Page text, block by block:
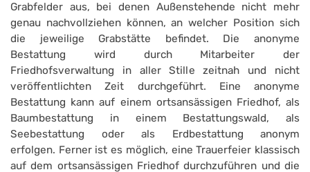
Grabfelder aus, bei denen Außenstehende nicht mehr
genau nachvollziehen können, an welcher Position sich
die jeweilige Grabstätte befindet. Die anonyme
Bestattung wird durch Mitarbeiter der
Friedhofsverwaltung in aller Stille zeitnah und nicht
veröffentlichten Zeit durchgeführt. Eine anonyme
Bestattung kann auf einem ortsansässigen Friedhof, als
Baumbestattung in einem Bestattungswald, als
Seebestattung oder als Erdbestattung anonym
erfolgen. Ferner ist es möglich, eine Trauerfeier klassisch
auf dem ortsansässigen Friedhof durchzuführen und die